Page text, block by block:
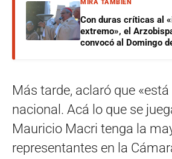
MIRÁ TAMBIÉN
Con duras críticas al
extremo», el
convocó al Domingo
Más tarde, aclaró que
nacional. Acá lo que se
Mauricio Macri tenga la
representantes en la